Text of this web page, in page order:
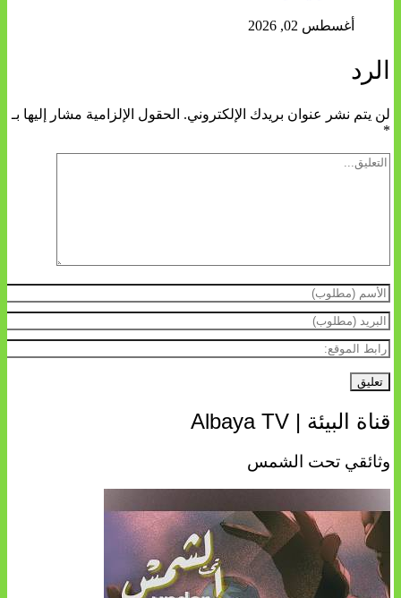
أغسطس 02, 2026
الرد
لن يتم نشر عنوان بريدك الإلكتروني. الحقول الإلزامية مشار إليها بـ
قناة البيئة | Albaya TV
وثائقي تحت الشمس